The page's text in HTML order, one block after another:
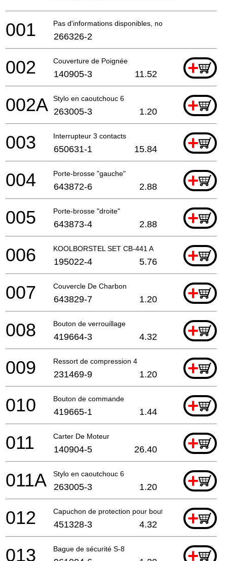
Pas d'informations disponibles, non commandable
001 266326-2
Couverture de Poignée +
002 140905-3 11.52
Stylo en caoutchouc 6 +
002A 263005-3 1.20
Interrupteur 3 contacts +
003 650631-1 15.84
Porte-brosse "gauche" +
004 643872-6 2.88
Porte-brosse "droite" +
005 643873-4 2.88
KOOLBORSTEL SET CB-441 A +
006 195022-4 5.76
Couvercle De Charbon +
007 643829-7 1.20
Bouton de verrouillage +
008 419664-3 4.32
Ressort de compression 4 +
009 231469-9 1.20
Bouton de commande +
010 419665-1 1.44
Carter De Moteur +
011 140904-5 26.40
Stylo en caoutchouc 6 +
011A 263005-3 1.20
Capuchon de protection pour bouton Kp0800
+
012 451328-3 4.32
Bague de sécurité S-8 +
013